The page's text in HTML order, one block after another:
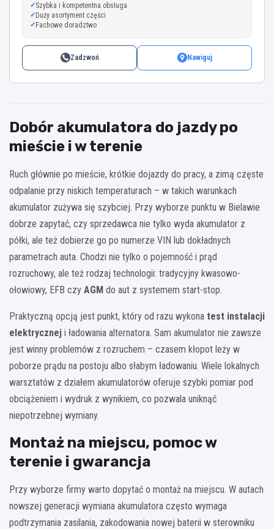
Szybka i kompetentna obsługa
Duży asortyment części
Fachowe doradztwo
Zadzwoń Nawiguj
Dobór akumulatora do jazdy po
mieście i w terenie
Ruch głównie po mieście, krótkie dojazdy do pracy, a zimą częste
odpalanie przy niskich temperaturach – w takich warunkach
akumulator zużywa się szybciej. Przy wyborze punktu w Bielawie
dobrze zapytać, czy sprzedawca nie tylko wyda akumulator z
półki, ale też dobierze go po numerze VIN lub dokładnych
parametrach auta. Chodzi nie tylko o pojemność i prąd
rozruchowy, ale też rodzaj technologii: tradycyjny kwasowo-
ołowiowy, EFB czy AGM do aut z systemem start-stop.
Praktyczną opcją jest punkt, który od razu wykona test instalacji
elektrycznej i ładowania alternatora. Sam akumulator nie zawsze
jest winny problemów z rozruchem – czasem kłopot leży w
poborze prądu na postoju albo słabym ładowaniu. Wiele lokalnych
warsztatów z działem akumulatorów oferuje szybki pomiar pod
obciążeniem i wydruk z wynikiem, co pozwala uniknąć
niepotrzebnej wymiany.
Montaż na miejscu, pomoc w
terenie i gwarancja
Przy wyborze firmy warto dopytać o montaż na miejscu. W autach
nowszej generacji wymiana akumulatora często wymaga
podtrzymania zasilania, zakodowania nowej baterii w sterowniku